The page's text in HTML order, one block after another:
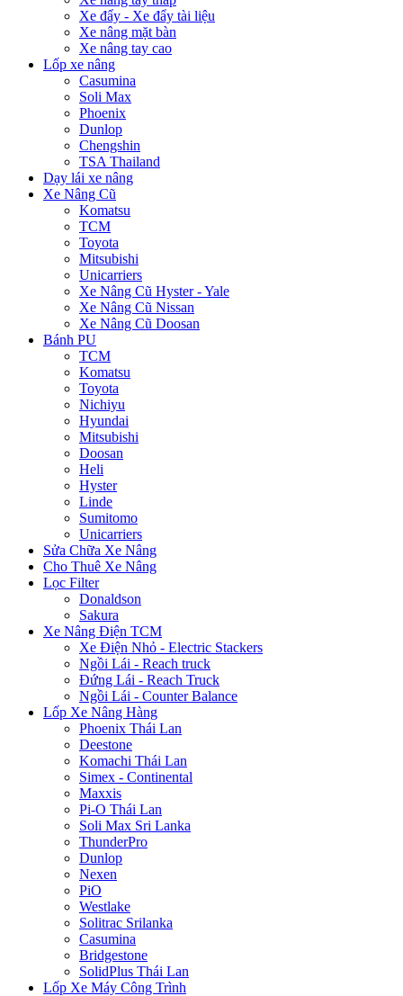
Xe đẩy - Xe đẩy tài liệu
Xe nâng mặt bàn
Xe nâng tay cao
Lốp xe nâng
Casumina
Soli Max
Phoenix
Dunlop
Chengshin
TSA Thailand
Dạy lái xe nâng
Xe Nâng Cũ
Komatsu
TCM
Toyota
Mitsubishi
Unicarriers
Xe Nâng Cũ Hyster - Yale
Xe Nâng Cũ Nissan
Xe Nâng Cũ Doosan
Bánh PU
TCM
Komatsu
Toyota
Nichiyu
Hyundai
Mitsubishi
Doosan
Heli
Hyster
Linde
Sumitomo
Unicarriers
Sửa Chữa Xe Nâng
Cho Thuê Xe Nâng
Lọc Filter
Donaldson
Sakura
Xe Nâng Điện TCM
Xe Điện Nhỏ - Electric Stackers
Ngồi Lái - Reach truck
Đứng Lái - Reach Truck
Ngồi Lái - Counter Balance
Lốp Xe Nâng Hàng
Phoenix Thái Lan
Deestone
Komachi Thái Lan
Simex - Continental
Maxxis
Pi-O Thái Lan
Soli Max Sri Lanka
ThunderPro
Dunlop
Nexen
PiO
Westlake
Solitrac Srilanka
Casumina
Bridgestone
SolidPlus Thái Lan
Lốp Xe Máy Công Trình